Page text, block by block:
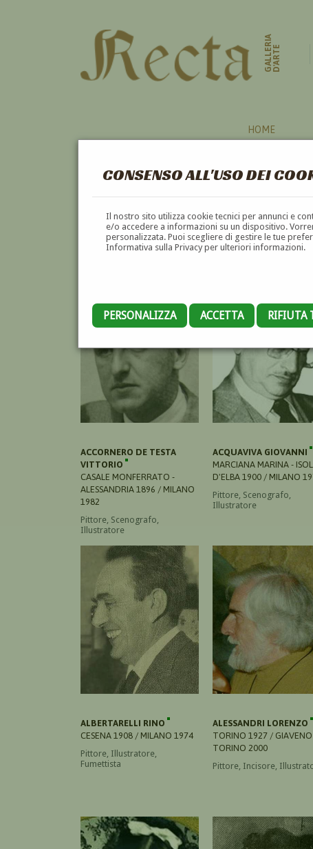
CONSENSO ALL'USO DEI
Il nostro sito utilizza cookie tecnici per annunci e
e/o accedere a informazioni su un dispositivo.
personalizzata. Puoi scegliere di gestire le tue
Informativa sulla Privacy per ulteriori informazioni.
PERSONALIZZA ACCETTA RIFIUTA
GALLERIAD'ARTE
HOME
ILLUSTRATORI
A B C D E F
ACCORNERO DE TESTA
VITTORIO
CASALE MONFERRATO -
ALESSANDRIA 1896 / MILANO
1982
Pittore, Scenografo,
Illustratore
ACQUAVIVA GIOVANNI
MARCIANA MARINA -
D'ELBA 1900 / MILANO
Pittore, Scenografo,
Illustratore
ALBERTARELLI RINO
CESENA 1908 / MILANO 1974
Pittore, Illustratore,
Fumettista
ALESSANDRI LORENZO
TORINO 1927 /
TORINO 2000
Pittore, Incisore,